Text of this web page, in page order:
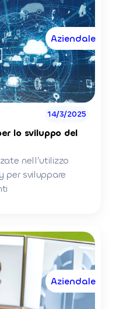
14/3/2025
lo sviluppo del
nell’utilizzo
per sviluppare
Aziendale
Aziendale